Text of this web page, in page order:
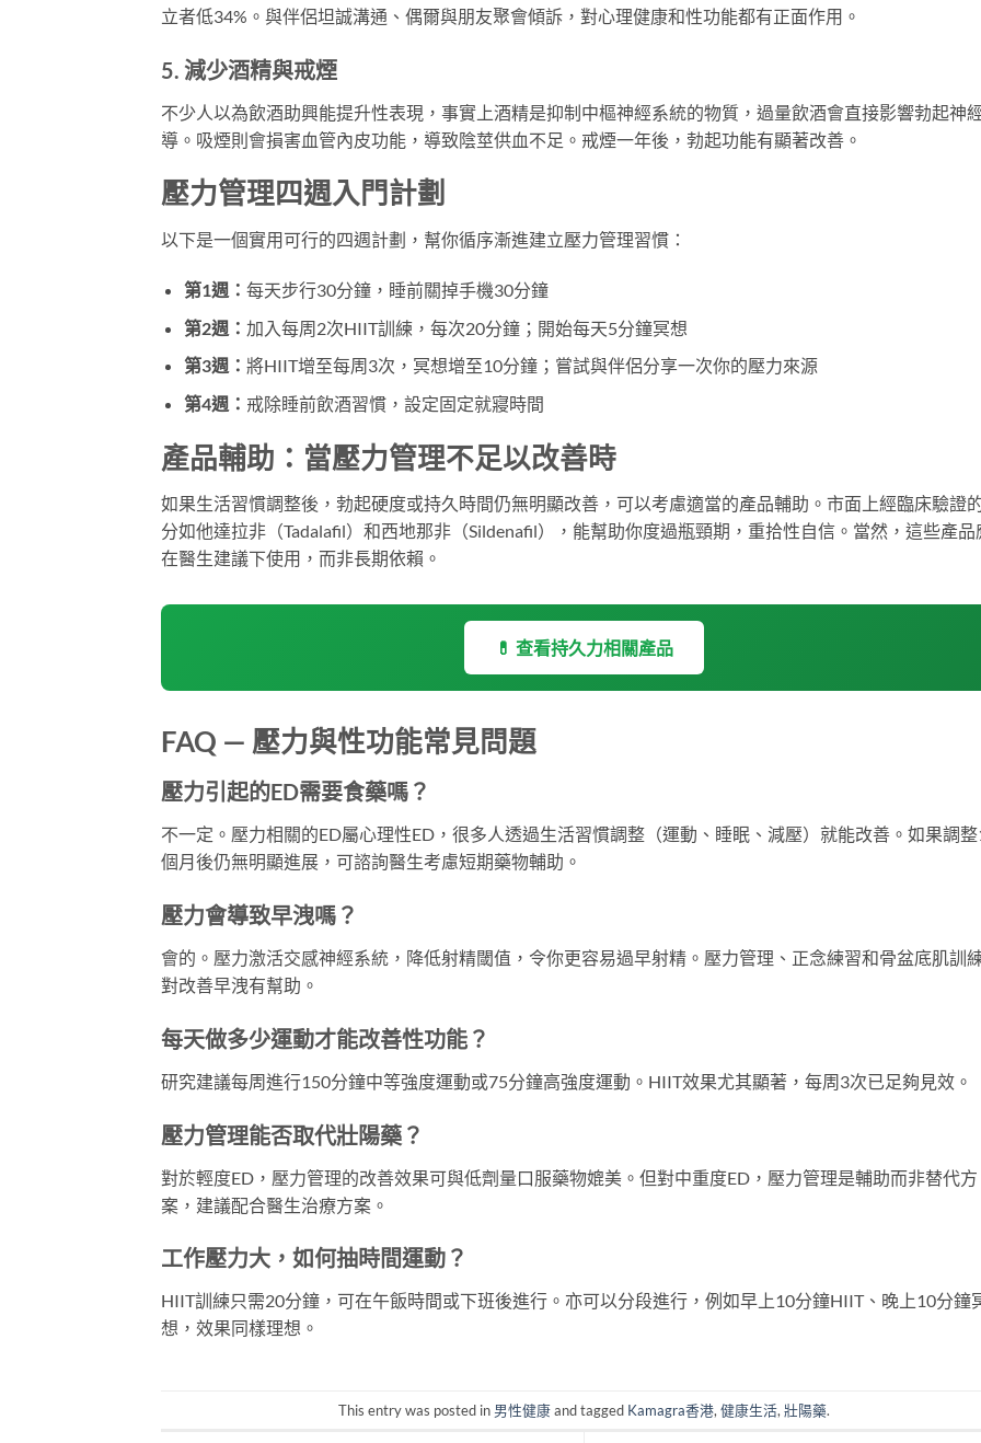
立者低34%。與伴侶坦誠溝通、偶爾與朋友聚會傾訴，對心理健康和性功能都有正面作用。
5. 減少酒精與戒煙
不少人以為飲酒助興能提升性表現，事實上酒精是抑制中樞神經系統的物質，過量飲酒會直接影響勃起神
導。吸煙則會損害血管內皮功能，導致陰莖供血不足。戒煙一年後，勃起功能有顯著改善。
壓力管理四週入門計劃
以下是一個實用可行的四週計劃，幫你循序漸進建立壓力管理習慣：
第1週： 每天步行30分鐘，睡前關掉手機30分鐘
第2週： 加入每周2次HIIT訓練，每次20分鐘；開始每天5分鐘冥想
第3週： 將HIIT增至每周3次，冥想增至10分鐘；嘗試與伴侶分享一次你的壓力來源
第4週： 戒除睡前飲酒習慣，設定固定就寢時間
產品輔助：當壓力管理不足以改善時
如果生活習慣調整後，勃起硬度或持久時間仍無明顯改善，可以考慮適當的產品輔助。市面上經臨床驗證
分如他達拉非（Tadalafil）和西地那非（Sildenafil），能幫助你度過瓶頸期，重拾性自信。當然，這些產品
在醫生建議下使用，而非長期依賴。
💊 查看持久力相關產品
FAQ — 壓力與性功能常見問題
壓力引起的ED需要食藥嗎？
不一定。壓力相關的ED屬心理性ED，很多人透過生活習慣調整（運動、睡眠、減壓）就能改善。如果調
個月後仍無明顯進展，可諮詢醫生考慮短期藥物輔助。
壓力會導致早洩嗎？
會的。壓力激活交感神經系統，降低射精閾值，令你更容易過早射精。壓力管理、正念練習和骨盆底肌訓
對改善早洩有幫助。
每天做多少運動才能改善性功能？
研究建議每周進行150分鐘中等強度運動或75分鐘高強度運動。HIIT效果尤其顯著，每周3次已足夠見效。
壓力管理能否取代壯陽藥？
對於輕度ED，壓力管理的改善效果可與低劑量口服藥物媲美。但對中重度ED，壓力管理是輔助而非替代方
案，建議配合醫生治療方案。
工作壓力大，如何抽時間運動？
HIIT訓練只需20分鐘，可在午飯時間或下班後進行。亦可以分段進行，例如早上10分鐘HIIT、晚上10分鐘
想，效果同樣理想。
This entry was posted in 男性健康and tagged Kamagra香港, 健康生活, 壯陽藥.